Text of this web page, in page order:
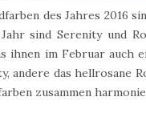
des Jahres 2016
sind Serenity und
ihnen im Februar auch
andere das hellrosane
zusammen